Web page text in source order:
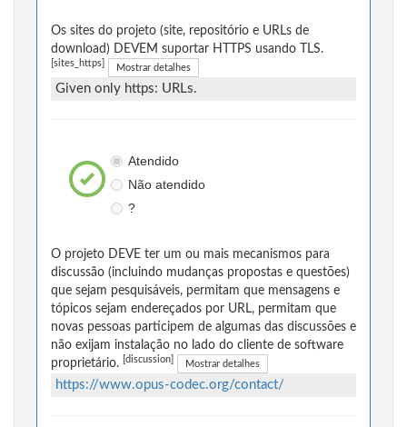
Os sites do projeto (site, repositório e URLs de
download) DEVEM suportar HTTPS usando TLS.
[sites_https] Mostrar detalhes
Given only https: URLs.
Atendido
Não atendido
?
O projeto DEVE ter um ou mais mecanismos para
discussão (incluindo mudanças propostas e questões)
que sejam pesquisáveis, permitam que mensagens e
tópicos sejam endereçados por URL, permitam que
novas pessoas participem de algumas das discussões e
não exijam instalação no lado do cliente de software
proprietário.
[discussion] Mostrar detalhes
https://www.opus-codec.org/contact/